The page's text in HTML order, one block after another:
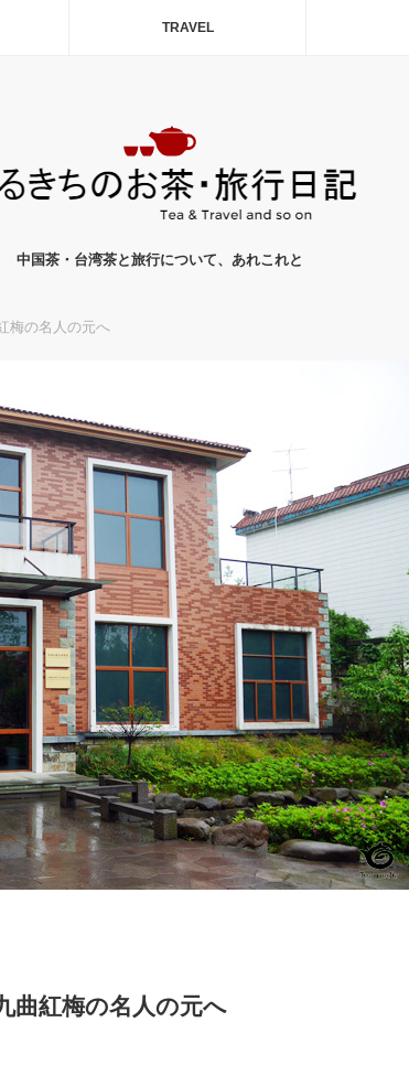
TRAVEL
中国茶・台湾茶と旅行について、あれこれと
梅の名人の元へ
曲紅梅の名人の元へ